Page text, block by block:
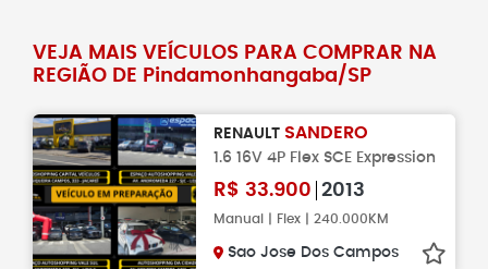
VEJA MAIS VEÍCULOS PARA COMPRAR NA
REGIÃO DE Pindamonhangaba/SP
RENAULT SANDERO
1.6 16V 4P Flex SCE Expression
R$ 33.900 2013
Manual | Flex | 240.000KM
Sao Jose Dos Campos